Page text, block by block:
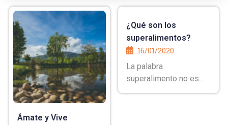
Ámate y Vive
¿Qué son los
superalimentos?
16/01/2020
La palabra
superalimento no es...